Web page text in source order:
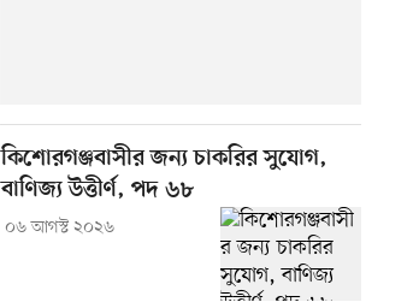
কিশোরগঞ্জবাসীর জন্য চাকরির সুযোগ,
বাণিজ্য উত্তীর্ণ, পদ ৬৮
০৬ আগস্ট ২০২৬